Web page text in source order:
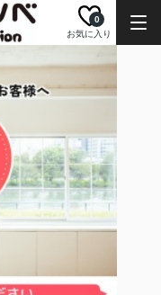
お気に入り
0